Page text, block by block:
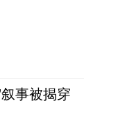
事被揭穿